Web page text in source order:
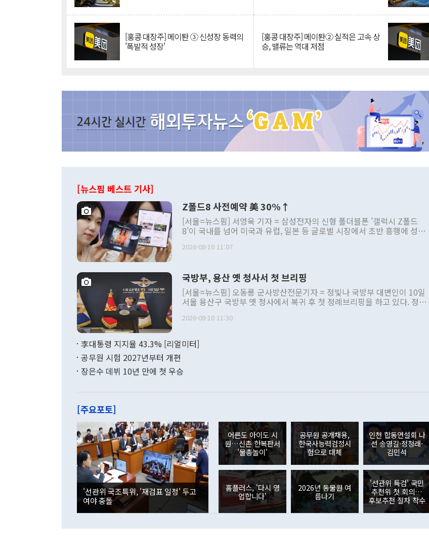
[홍콩 대장주] 메이퇀 ③ 신성장 동력의
'폭발적 성장'
[홍콩 대장주] 메이퇀② 실적은 고속 상
승, 밸류는 역대 저점
[뉴스핌 베스트 기사]
Z폴드8 사전예약 美 30%↑
[서울=뉴스핌] 서영욱 기자 = 삼성전자의 신형 폴더블폰 '갤럭시 Z폴드
8'이 국내를 넘어 미국과 유럽, 일본 등 글로벌 시장에서 초반 흥행에 성공
였고, 국내에서는 갤럭시 스마트폰 사상 최대 사전예약 기록을 새로 썼다.
폴드8이 기존 폴더블 마니아뿐 아니라 일반 바형 스마트폰 사용자까지 끌
어들이고 있다. 중장년 남성 중심이던 소비자층도 10~30대와 여성으로 확
대되면서 폴더블폰 대중화 가능성에 대한 기대감도 커지고 있다. 갤럭시
Z폴드8 시리즈 [사진 = 뉴스핌DB] ◆ 美 30%·유럽 20%↑…한국선 144
만대 '신기록' 10일 시장조사업체 카운터포인트리서치 등에 따르면 갤럭시
시장 판매 동향을 보면 갤럭시 Z폴드8과 폴드8 울트라의 합산 사전예약은
었다. 기존 플립 사용자들이 폴드로 이동하는 흐름도 뚜렷했다. 전작 출시
예약한 고객은 3배 이상 늘었다. 기존 폴드 사용자뿐 아니라 다른 폼팩터의
20% 이상 증가했고, 삼성전자가 세운 사전예약 목표도 정식 출시 전에 넘
어섰다. 일반형 폴드8이 전체 예약의 약 40%를 차지했다. 국내에서는 역대
최대 기록을 새로 썼다. 폴드8 울트라와 폴드8, 플립8은 7일간 진행된 사전
예약에서 총 144만대가 예약됐다. 전작 폴드7·플립7 시리즈의 104만대보
다 약 39% 증가한 규모로 역대 갤럭시 스마트폰 사전예약 가운데 가장 많
다. 이 가운데 폴드8이 약 70%를 차지하며 전체 흥행을 주도했다. 갤럭시
Z 시리즈 출시 이후 분기별 예상 출하량 추이 [사진=카운터포인트리서치]
일본과 중국, 동남아시아에서도 폴드8을 중심으로 초기 수요가 몰리고 있
다. 일본에서는 삼성전자 공식 온라인스토어에서 폴드8 256GB 모델의 상
당수 색상이 품절됐다. NTT도코모·au·소프트뱅크·라쿠텐모바일 등 일본
다. 중국에서는 폴드8이 티몰과 징둥닷컴에서 삼성전자 스마트폰 가운데
2026-08-10 11:07
국방부, 용산 옛 청사서 첫 브리핑
[서울=뉴스핌] 오동룡 군사방산전문기자 = 정빛나 국방부 대변인이 10일
서울 용산구 국방부 옛 청사에서 복귀 후 첫 정례브리핑을 하고 있다. 정빛
후 첫 정례브리핑을 하고 있다. [사진=오동룡 군사방산전문기자]
용산 이전에 따라 2022년 합동참모본부 청사로 옮긴 뒤 약 4년 만에 옛 청
사 복귀 절차를 밟고 있다. 지난달 21일부터 부서별 이전 작업을 시작했으
로 오는 14일쯤 작업을 마칠 계획이다. 국방부와 합참이 한 청사를 함께 쓰
2026-08-10 11:30
李대통령 지지율 43.3% [리얼미터]
공무원 시험 2027년부터 개편
장은수 데뷔 10년 만에 첫 우승
[주요포토]
'선관위 국조특위, '재검표 일정' 두고
여야 충돌
어른도 아이도 시
원…신촌 한복판서
'물총놀이'
공무원 공개채용,
한국사능력검정시
험으로 대체
인천 합동연설회 나
선 송영길·정청래·
김민석
홈플러스, '다시 영
업합니다'
2026년 동물원 여
름나기
'선관위 특검' 국민
추천위 첫 회의…
후보추천 절차 착수